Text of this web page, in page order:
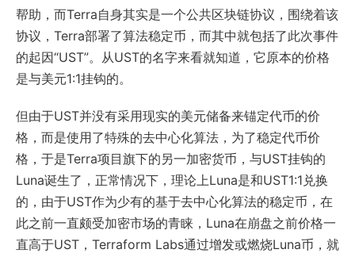
帮助，而Terra自身其实是一个公共区块链协议，围绕着该
协议，Terra部署了算法稳定币，而其中就包括了此次事件
的起因“UST”。从UST的名字来看就知道，它原本的价格
是与美元1:1挂钩的。
但由于UST并没有采用现实的美元储备来锚定代币的价
格，而是使用了特殊的去中心化算法，为了稳定代币价
格，于是Terra项目旗下的另一加密货币，与UST挂钩的
Luna诞生了，正常情况下，理论上Luna是和UST1:1兑换
的，由于UST作为少有的基于去中心化算法的稳定币，在
此之前一直颇受加密市场的青睐，Luna在崩盘之前价格一
直高于UST，Terraform Labs通过增发或燃烧Luna币，就